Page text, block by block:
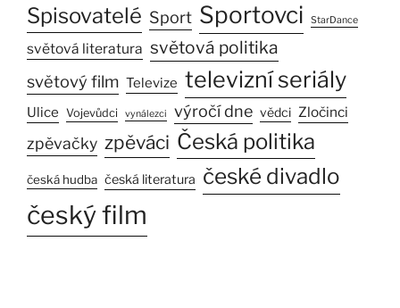
Spisovatelé Sport Sportovci StarDance
světová literatura světová politika
světový film Televize televizní seriály
Ulice Vojevůdci vynálezci výročí dne vědci Zločinci
zpěvačky zpěváci Česká politika
česká hudba česká literatura české divadlo
český film